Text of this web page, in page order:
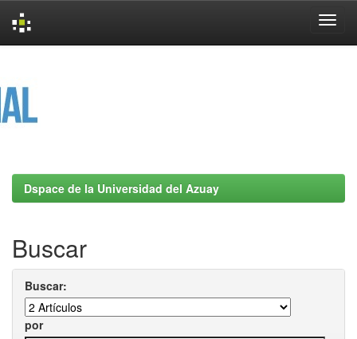
Dspace de la Universidad del Azuay
Buscar
Buscar:
por